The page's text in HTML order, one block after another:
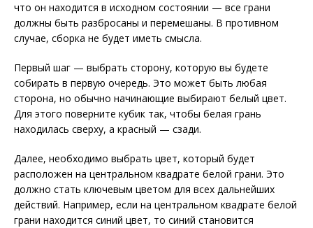
что он находится в исходном состоянии — все грани
должны быть разбросаны и перемешаны. В противном
случае, сборка не будет иметь смысла.
Первый шаг — выбрать сторону, которую вы будете
собирать в первую очередь. Это может быть любая
сторона, но обычно начинающие выбирают белый цвет.
Для этого поверните кубик так, чтобы белая грань
находилась сверху, а красный — сзади.
Далее, необходимо выбрать цвет, который будет
расположен на центральном квадрате белой грани. Это
должно стать ключевым цветом для всех дальнейших
действий. Например, если на центральном квадрате белой
грани находится синий цвет, то синий становится